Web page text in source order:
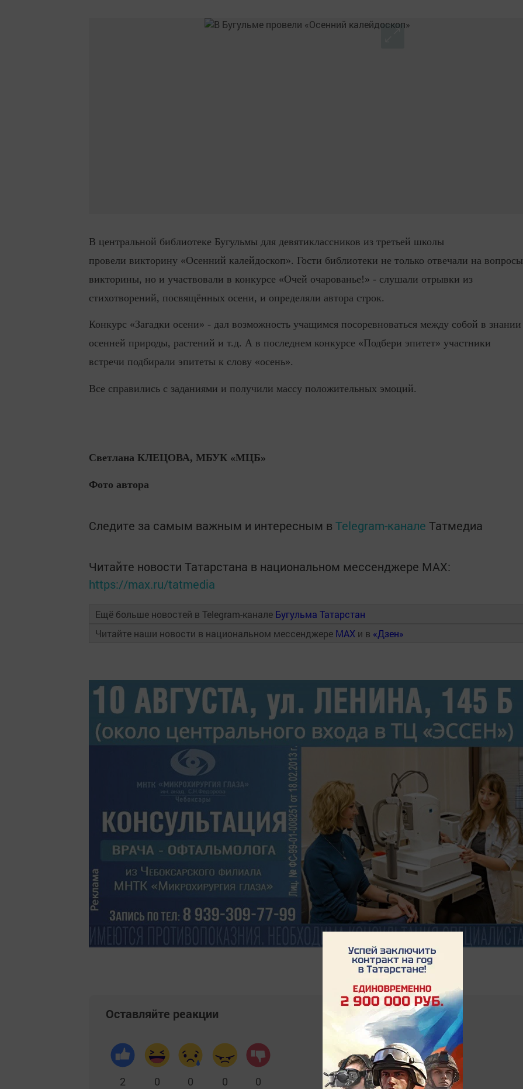
В центральной библиотеке Бугульмы для девятиклассников из третьей школы
провели викторину «Осенний калейдоскоп». Гости библиотеки не только отвечали на вопросы
викторины, но и участвовали в конкурсе «Очей очарованье!» - слушали отрывки из
стихотворений, посвящённых осени, и определяли автора строк.
Конкурс «Загадки осени» - дал возможность учащимся посоревноваться между собой в знании
осенней природы, растений и т.д. А в последнем конкурсе «Подбери эпитет» участники
встречи подбирали эпитеты к слову «осень».
Все справились с заданиями и получили массу положительных эмоций.
Светлана КЛЕЦОВА, МБУК «МЦБ»
Фото автора
Следите за самым важным и интересным в Telegram-канале Татмедиа
Читайте новости Татарстана в национальном мессенджере MАХ:
https://max.ru/tatmedia
Ещё больше новостей в Telegram-канале Бугульма Татарстан
Читайте наши новости в национальном мессенджере MAX и в «Дзен»
Оставляйте реакции
2 0 0 0 0